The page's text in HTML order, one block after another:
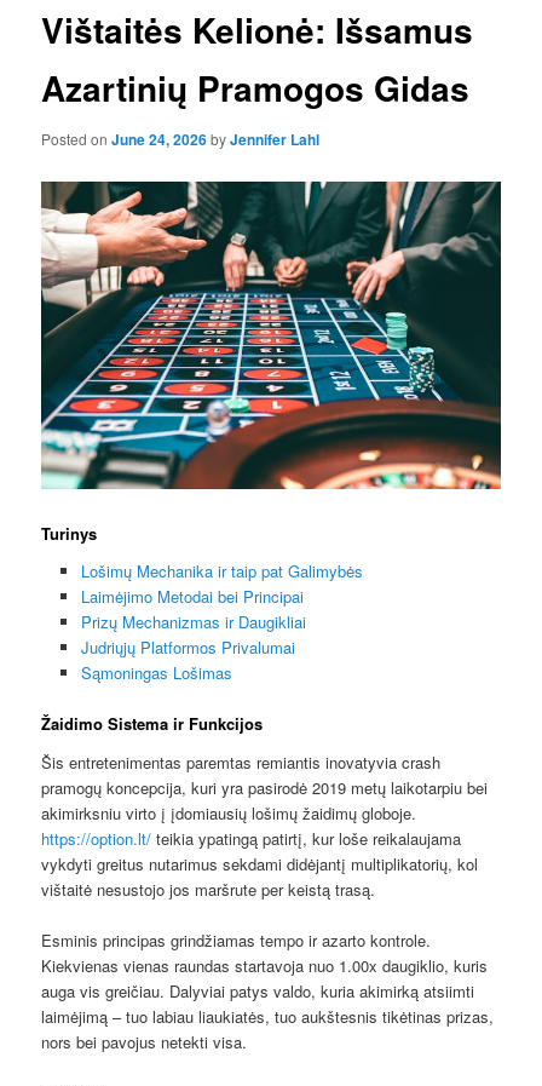
Vištaitės Kelionė: Išsamus
Azartinių Pramogos Gidas
Posted onJune 24, 2026byJennifer Lahl
Turinys
Lošimų Mechanika ir taip pat Galimybės
Laimėjimo Metodai bei Principai
Prizų Mechanizmas ir Daugikliai
Judriųjų Platformos Privalumai
Sąmoningas Lošimas
Žaidimo Sistema ir Funkcijos
Šis entretenimentas paremtas remiantis inovatyvia crash
pramogų koncepcija, kuri yra pasirodė 2019 metų laikotarpiu bei
akimirksniu virto į įdomiausių lošimų žaidimų globoje.
https://option.lt/ teikia ypatingą patirtį, kur loše reikalaujama
vykdyti greitus nutarimus sekdami didėjantį multiplikatorių, kol
vištaitė nesustojo jos maršrute per keistą trasą.
Esminis principas grindžiamas tempo ir azarto kontrole.
Kiekvienas vienas raundas startavoja nuo 1.00x daugiklio, kuris
auga vis greičiau. Dalyviai patys valdo, kuria akimirką atsiimti
laimėjimą – tuo labiau liaukiatės, tuo aukštesnis tikėtinas prizas,
nors bei pavojus netekti visa.